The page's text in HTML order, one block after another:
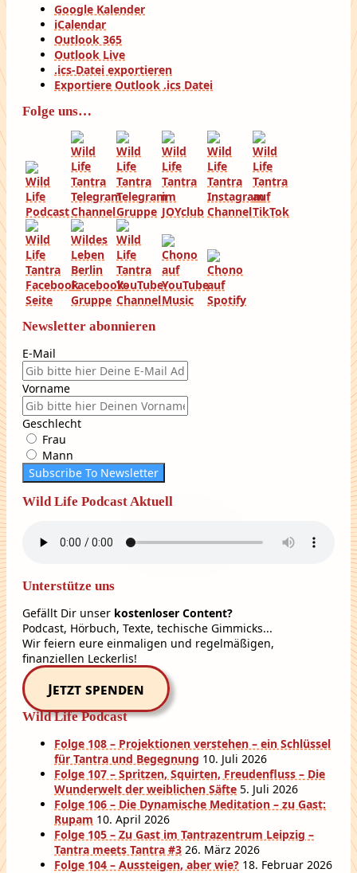
Google Kalender
iCalendar
Outlook 365
Outlook Live
.ics-Datei exportieren
Exportiere Outlook .ics Datei
Folge uns…
Newsletter abonnieren
E-Mail
Vorname
Geschlecht
Frau
Mann
Subscribe To Newsletter
Wild Life Podcast Aktuell
Unterstütze uns
Gefällt Dir unser kostenloser Content?
Podcast, Hörbuch, Texte, techische Gimmicks...
Wir feiern eure einmaligen und regelmäßigen,
finanziellen Leckerlis!
Jetzt spenden
Wild Life Podcast
Folge 108 – Projektionen verstehen – ein Schlüssel
für Tantra und Begegnung 10. Juli 2026
Folge 107 – Spritzen, Squirten, Freudenfluss – Die
Wunderwelt der weiblichen Säfte 5. Juli 2026
Folge 106 – Die Dynamische Meditation – zu Gast:
Rupam 10. April 2026
Folge 105 – Zu Gast im Tantrazentrum Leipzig –
Tantra meets Tantra #3 26. März 2026
Folge 104 – Aussteigen, aber wie? 18. Februar 2026